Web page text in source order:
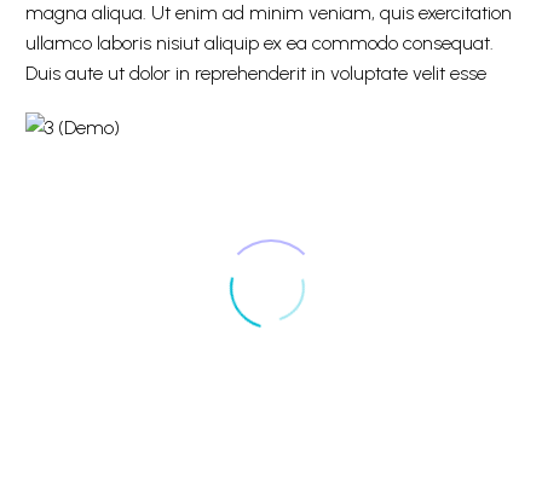
magna aliqua. Ut enim ad minim veniam, quis exercitation
ullamco laboris nisiut aliquip ex ea commodo consequat.
Duis aute ut dolor in reprehenderit in voluptate velit esse